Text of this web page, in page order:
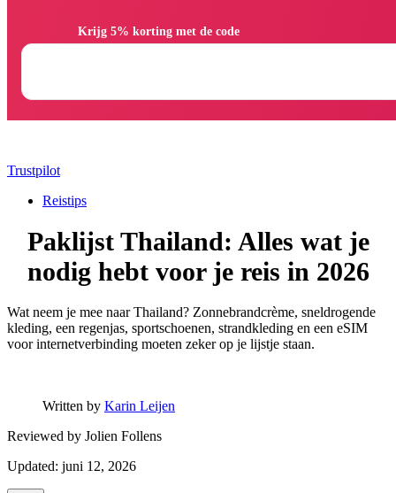
Trustpilot
Reistips
Paklijst Thailand: Alles wat je
nodig hebt voor je reis in 2026
Wat neem je mee naar Thailand? Zonnebrandcrème, sneldrogende
kleding, een regenjas, sportschoenen, strandkleding en een eSIM
voor internetverbinding moeten zeker op je lijstje staan.
Written by Karin Leijen
Reviewed by Jolien Follens
Updated: juni 12, 2026